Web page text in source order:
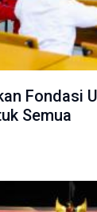
Fondasi
Semua